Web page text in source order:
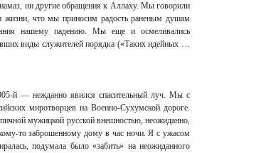
ни другие обращения к Аллаху. Мы говорили
жизни, что мы приносим радость раненым душам
нашему падению. Мы еще и осмеливались
виды служителей порядка («Таких идейных …
й — нежданно явился спасительный луч. Мы с
миротворцев на Военно-Сухумской дороге.
мужицкой русской внешностью, неожиданно,
то заброшенному дому в час ночи. Я с ужасом
подумала было «забить» на неожиданного